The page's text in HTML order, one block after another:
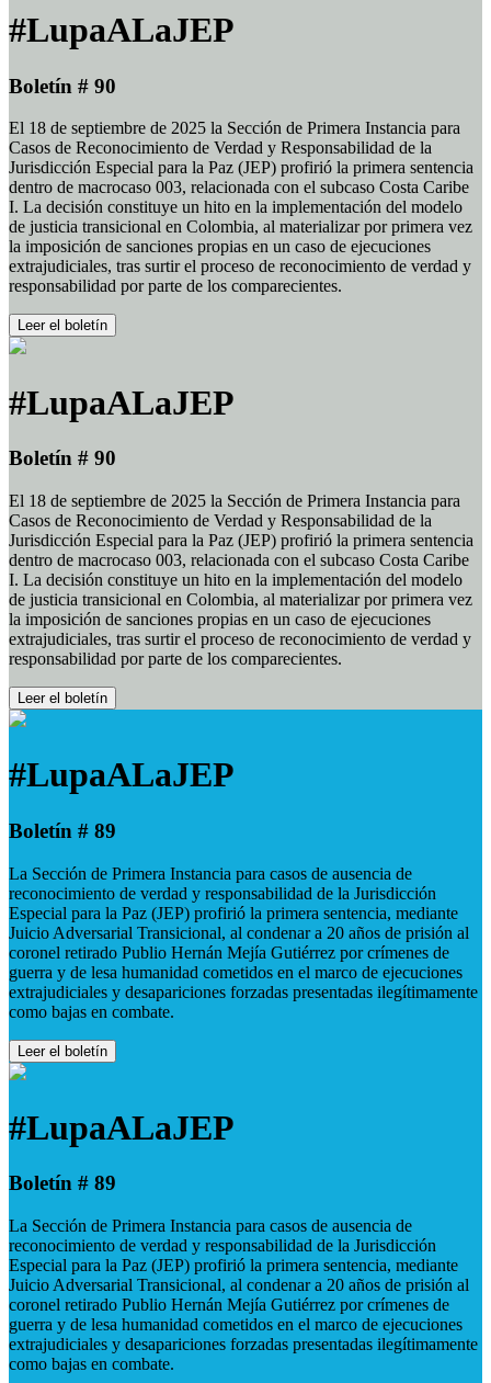
#LupaALaJEP
Boletín # 90
El 18 de septiembre de 2025 la Sección de Primera Instancia para
Casos de Reconocimiento de Verdad y Responsabilidad de la
Jurisdicción Especial para la Paz (JEP) profirió la primera sentencia
dentro de macrocaso 003, relacionada con el subcaso Costa Caribe
I. La decisión constituye un hito en la implementación del modelo
de justicia transicional en Colombia, al materializar por primera vez
la imposición de sanciones propias en un caso de ejecuciones
extrajudiciales, tras surtir el proceso de reconocimiento de verdad y
responsabilidad por parte de los comparecientes.
Leer el boletín
#LupaALaJEP
Boletín # 90
El 18 de septiembre de 2025 la Sección de Primera Instancia para
Casos de Reconocimiento de Verdad y Responsabilidad de la
Jurisdicción Especial para la Paz (JEP) profirió la primera sentencia
dentro de macrocaso 003, relacionada con el subcaso Costa Caribe
I. La decisión constituye un hito en la implementación del modelo
de justicia transicional en Colombia, al materializar por primera vez
la imposición de sanciones propias en un caso de ejecuciones
extrajudiciales, tras surtir el proceso de reconocimiento de verdad y
responsabilidad por parte de los comparecientes.
Leer el boletín
#LupaALaJEP
Boletín # 89
La Sección de Primera Instancia para casos de ausencia de
reconocimiento de verdad y responsabilidad de la Jurisdicción
Especial para la Paz (JEP) profirió la primera sentencia, mediante
Juicio Adversarial Transicional, al condenar a 20 años de prisión al
coronel retirado Publio Hernán Mejía Gutiérrez por crímenes de
guerra y de lesa humanidad cometidos en el marco de ejecuciones
extrajudiciales y desapariciones forzadas presentadas ilegítimamente
como bajas en combate.
Leer el boletín
#LupaALaJEP
Boletín # 89
La Sección de Primera Instancia para casos de ausencia de
reconocimiento de verdad y responsabilidad de la Jurisdicción
Especial para la Paz (JEP) profirió la primera sentencia, mediante
Juicio Adversarial Transicional, al condenar a 20 años de prisión al
coronel retirado Publio Hernán Mejía Gutiérrez por crímenes de
guerra y de lesa humanidad cometidos en el marco de ejecuciones
extrajudiciales y desapariciones forzadas presentadas ilegítimamente
como bajas en combate.